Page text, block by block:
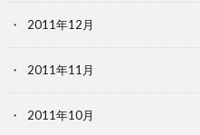
2011年12月
2011年11月
2011年10月